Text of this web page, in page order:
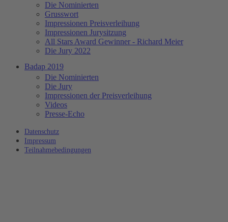
Die Nominierten
Grusswort
Impressionen Preisverleihung
Impressionen Jurysitzung
All Stars Award Gewinner - Richard Meier
Die Jury 2022
Badap 2019
Die Nominierten
Die Jury
Impressionen der Preisverleihung
Videos
Presse-Echo
Datenschutz
Impressum
Teilnahmebedingungen